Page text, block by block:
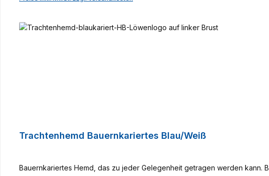
Trachtenhemd Bauernkariertes Blau/Weiß
Bauernkariertes Hemd, das zu jeder Gelegenheit getragen werden